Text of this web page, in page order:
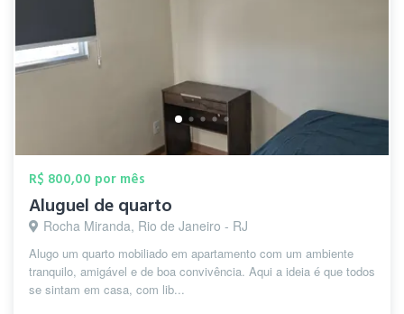
R$ 800,00 por mês
Aluguel de quarto
Rocha Miranda, Rio de Janeiro - RJ
Alugo um quarto mobiliado em apartamento com um ambiente
tranquilo, amigável e de boa convivência. Aqui a ideia é que todos
se sintam em casa, com lib...